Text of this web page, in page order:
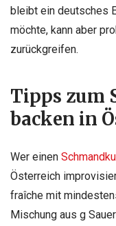
bleibt ein deutsches
möchte, kann aber
zurückgreifen.
Tipps zum
backen in
Wer einen
Österreich
fraîche mit
Mischung aus g